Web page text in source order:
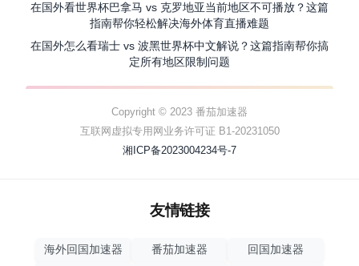
在国外看世界杯巴拿马 vs 克罗地亚当前地区不可播放？这篇
指南帮你轻松解决海外体育直播难题
在国外怎么看瑞士 vs 波黑世界杯中文解说？这篇指南帮你搞
定所有地区限制问题
Copyright © 2023 番茄加速器
互联网虚拟专用网业务许可证 B1-20231050
湘ICP备2023004234号-7
友情链接
海外回国加速器 番茄加速器 回国加速器